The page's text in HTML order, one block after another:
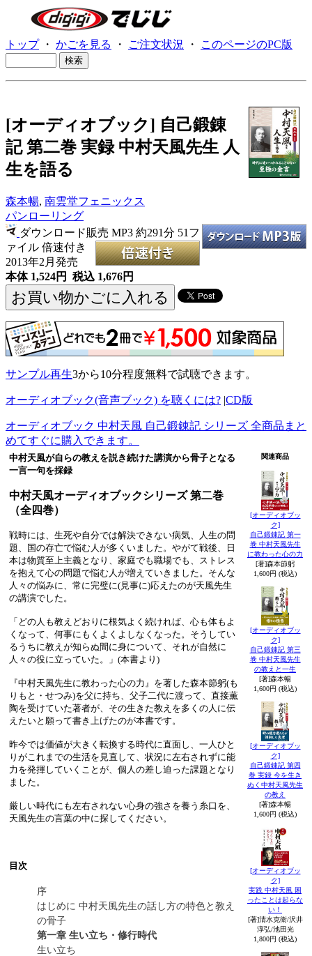
トップ・ かごを見る ・ ご注文状況 ・ このページのPC版
[オーディオブック] 自己鍛錬
記 第二巻 実録 中村天風先生 人
生を語る
森本暢, 南雲堂フェニックス
パンローリング
ダウンロード販売 MP3 約291分 51フ
ァイル 倍速付き
2013年2月発売
本体 1,524円 税込 1,676円
サンプル再生3から10分程度無料で試聴できます。
オーディオブック(音声ブック) を聴くには? |CD版
オーディオブック 中村天風 自己鍛錬記 シリーズ 全商品まと
めてすぐに購入できます。
中村天風が自らの教えを説き続けた講演から骨子となる
一言一句を採録
中村天風オーディオブックシリーズ 第二巻
（全四巻）
戦時には、生死や自分では解決できない病気、人生の問
題、国の存亡で悩む人が多くいました。やがて戦後、日
本は物質至上主義となり、家庭でも職場でも、ストレス
を抱えて心の問題で悩む人が増えていきました。そんな
人々の悩みに、常に完璧に(見事に)応えたのが天風先生
の講演でした。
「どの人も教えどおりに根気よく続ければ、心も体もよ
くなって、何事にもくよくよしなくなった。そうしてい
るうちに教えが知らぬ間に身について、それが自然に
人々の役に立っていた。」(本書より)
『中村天風先生に教わった心の力』を著した森本節躬(も
りもと・せつみ)を父に持ち、父子二代に渡って、直接薫
陶を受けていた著者が、その生きた教えを多くの人に伝
えたいと願って書き上げたのが本書です。
昨今では価値が大きく転換する時代に直面し、一人ひと
りがこれまでの生活を見直して、状況に左右されずに能
力を発揮していくことが、個人の差し迫った課題となり
ました。
厳しい時代にも左右されない心身の強さを養う糸口を、
天風先生の言葉の中に探してください。
目次
序
はじめに 中村天風先生の話し方の特色と教え
の骨子
第一章 生い立ち・修行時代
生い立ち
関連商品
[オーディオブッ
ク]
自己鍛錬記 第一
巻 中村天風先生
に教わった心の力
[著]森本節躬
1,600円 (税込)
[オーディオブッ
ク]
自己鍛錬記 第三
巻 中村天風先生
の教えと一生
[著]森本暢
1,600円 (税込)
[オーディオブッ
ク]
自己鍛錬記 第四
巻 実録 今を生き
ぬく中村天風先生
の教え
[著]森本暢
1,600円 (税込)
[オーディオブッ
ク]
実践 中村天風 困
ったことは起らな
い！
[著]清水克衛/沢井
淳弘/池田光
1,800円 (税込)